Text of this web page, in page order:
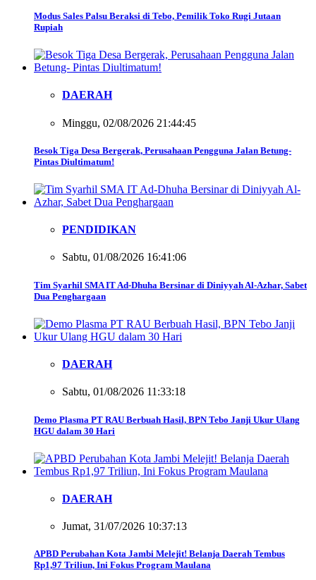
Modus Sales Palsu Beraksi di Tebo, Pemilik Toko Rugi Jutaan
Rupiah
DAERAH
Minggu, 02/08/2026 21:44:45
Besok Tiga Desa Bergerak, Perusahaan Pengguna Jalan Betung-
Pintas Diultimatum!
PENDIDIKAN
Sabtu, 01/08/2026 16:41:06
Tim Syarhil SMA IT Ad-Dhuha Bersinar di Diniyyah Al-Azhar, Sabet
Dua Penghargaan
DAERAH
Sabtu, 01/08/2026 11:33:18
Demo Plasma PT RAU Berbuah Hasil, BPN Tebo Janji Ukur Ulang
HGU dalam 30 Hari
DAERAH
Jumat, 31/07/2026 10:37:13
APBD Perubahan Kota Jambi Melejit! Belanja Daerah Tembus
Rp1,97 Triliun, Ini Fokus Program Maulana